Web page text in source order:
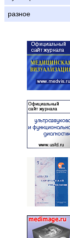
разное